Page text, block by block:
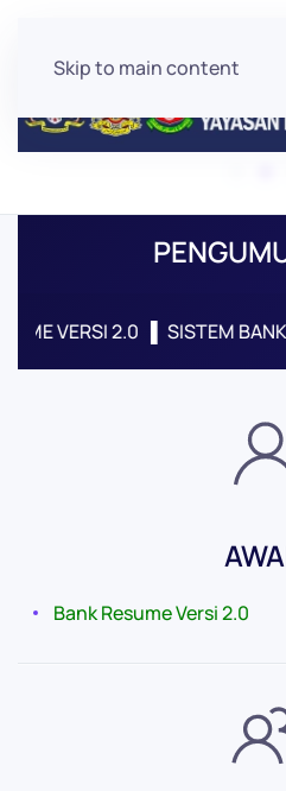
Skip to main content
VERSI 2.0 ▌ SISTEM BANK
Bank Resume Versi 2.0